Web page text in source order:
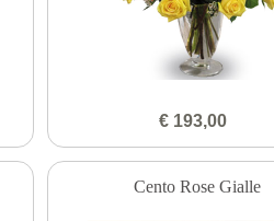
€ 193,00
Cento Rose Gialle